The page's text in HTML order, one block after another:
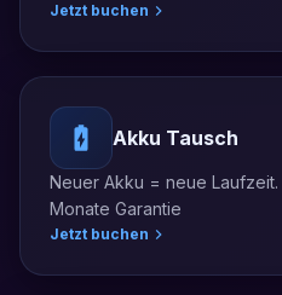
Jetzt buchen
Akku Tausch
Neuer Akku = neue Laufzeit.
Monate Garantie
Jetzt buchen